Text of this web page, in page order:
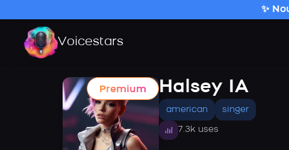
✨
Voicestars
Premium Halsey IA
american singer
7.3k uses